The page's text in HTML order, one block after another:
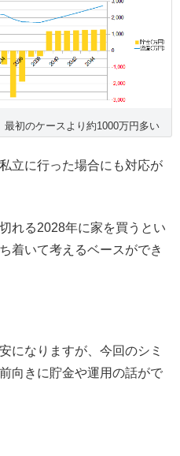
初のケースより約1000万円多い
立に行った場合にも対応が
れる2028年に家を買うとい
着いて考えるベースができ
になりますが、今回のシミ
向きに貯金や運用の話がで